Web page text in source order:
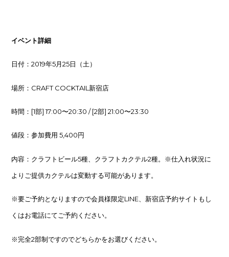
イベント詳細
日付：2019年5月25日（土）
場所：CRAFT COCKTAIL新宿店
時間：[1部] 17:00〜20:30 / [2部] 21:00〜23:30
値段：参加費用 5,400円
内容：クラフトビール5種、クラフトカクテル2種。※仕入れ状況に
よりご提供カクテルは変動する可能があります。
※要ご予約となりますので会員様限定LINE、新宿店予約サイトもし
くはお電話にてご予約ください。
※完全2部制ですのでどちらかをお選びください。